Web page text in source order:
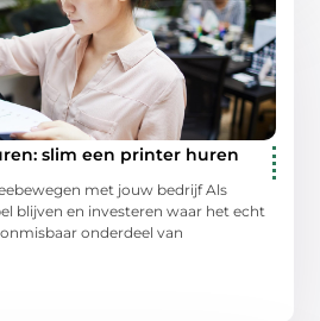
slim een printer huren
met jouw bedrijf Als
blijven en investeren waar het echt
onderdeel van